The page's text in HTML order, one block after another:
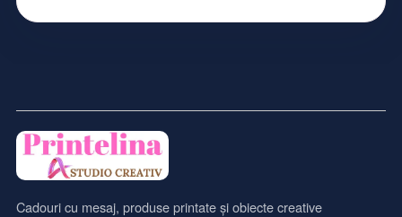
Cadouri cu mesaj, produse printate și obiecte creative